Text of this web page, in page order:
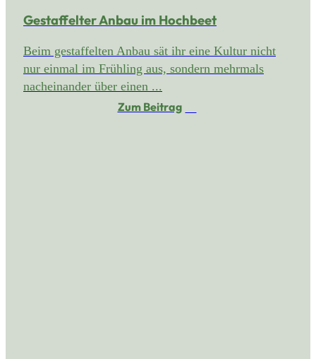
Gestaffelter Anbau im Hochbeet
Beim gestaffelten Anbau sät ihr eine Kultur nicht
nur einmal im Frühling aus, sondern mehrmals
nacheinander über einen ...
Zum Beitrag